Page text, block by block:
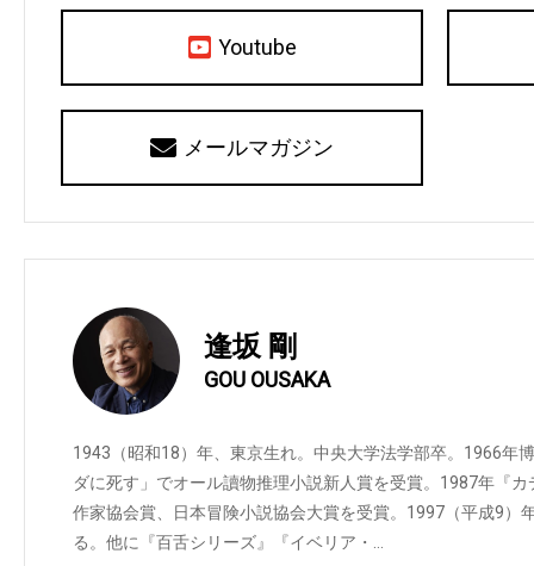
Youtube
メールマガジン
逢坂 剛
GOU OUSAKA
1943（昭和18）年、東京生れ。中央大学法学部卒。1966年
ダに死す」でオール讀物推理小説新人賞を受賞。1987年『
作家協会賞、日本冒険小説協会大賞を受賞。1997（平成9）
る。他に『百舌シリーズ』『イベリア・…